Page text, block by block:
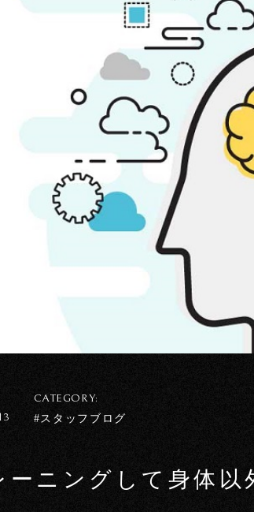
CATEGORY:
#スタッフブログ
ーニングして身体以